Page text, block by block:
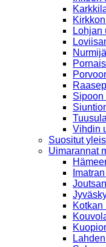
Lohjan
Sipoon
Vihdin
Suositut
Uimarannat
Kotkan